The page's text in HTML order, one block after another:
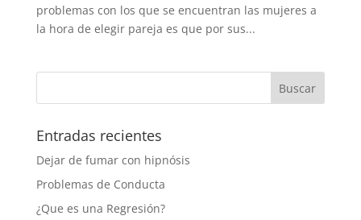
problemas con los que se encuentran las mujeres a
la hora de elegir pareja es que por sus...
Entradas recientes
Dejar de fumar con hipnósis
Problemas de Conducta
¿Que es una Regresión?